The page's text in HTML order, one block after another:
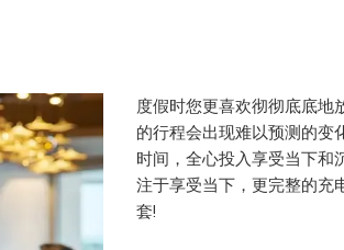
度假时您更喜欢彻彻底底地
的行程会出现难以预测的变
时间，全心投入享受当下和
注于享受当下，更完整的充
套!